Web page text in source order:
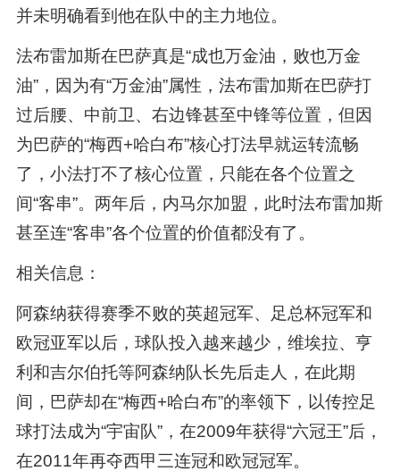
并未明确看到他在队中的主力地位。
法布雷加斯在巴萨真是“成也万金油，败也万金
油”，因为有“万金油”属性，法布雷加斯在巴萨打
过后腰、中前卫、右边锋甚至中锋等位置，但因
为巴萨的“梅西+哈白布”核心打法早就运转流畅
了，小法打不了核心位置，只能在各个位置之
间“客串”。两年后，内马尔加盟，此时法布雷加斯
甚至连“客串”各个位置的价值都没有了。
相关信息：
阿森纳获得赛季不败的英超冠军、足总杯冠军和
欧冠亚军以后，球队投入越来越少，维埃拉、亨
利和吉尔伯托等阿森纳队长先后走人，在此期
间，巴萨却在“梅西+哈白布”的率领下，以传控足
球打法成为“宇宙队”，在2009年获得“六冠王”后，
在2011年再夺西甲三连冠和欧冠冠军。